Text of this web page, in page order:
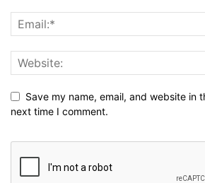
Save my name, email, and website in
next time I comment.